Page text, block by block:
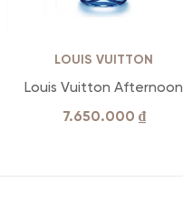
LOUIS VUITTON
Louis Vuitton Afternoon
Swim EDP
7.650.000 ₫